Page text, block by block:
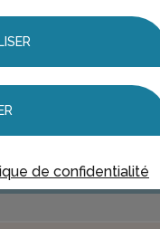
de confidentialité